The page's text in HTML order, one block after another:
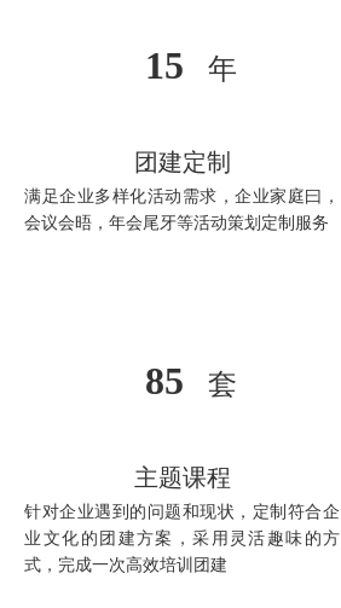
15 年
团建定制
满足企业多样化活动需求，企业家庭曰，
会议会晤，年会尾牙等活动策划定制服务
85 套
主题课程
针对企业遇到的问题和现状，定制符合企
业文化的团建方案，采用灵活趣味的方
式，完成一次高效培训团建